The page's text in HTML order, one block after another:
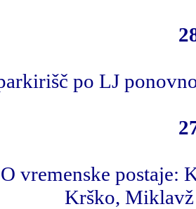
po LJ
vremenske
Krško,